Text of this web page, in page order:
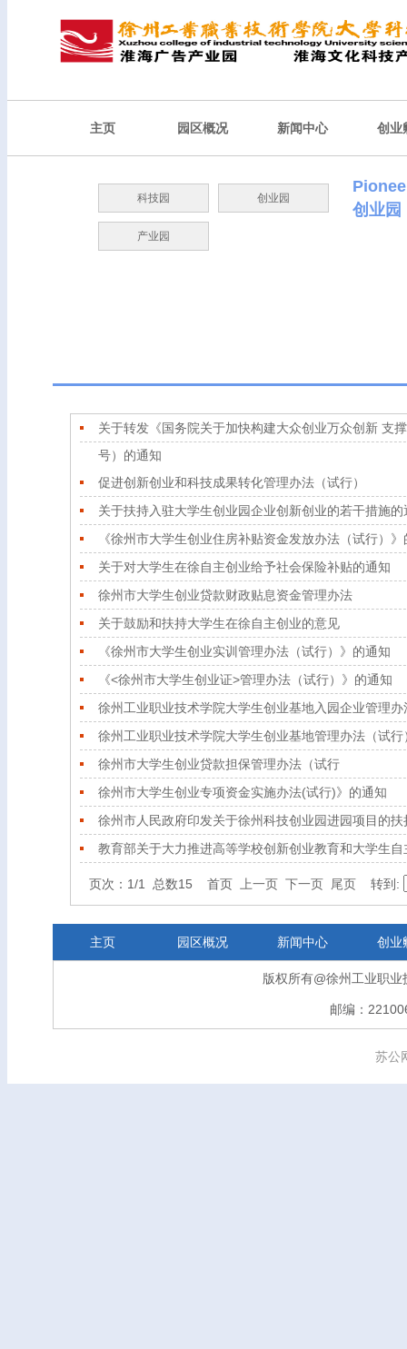
主页 园区概况 新闻中心 创业
科技园 创业园
产业园
创业园
关于转发《国务院关于加快构建大众创业万众创新 支
号）的通知
促进创新创业和科技成果转化管理办法（试行）
关于扶持入驻大学生创业园企业创新创业的若干措施的
《徐州市大学生创业住房补贴资金发放办法（试行）
关于对大学生在徐自主创业给予社会保险补贴的通知
徐州市大学生创业贷款财政贴息资金管理办法
关于鼓励和扶持大学生在徐自主创业的意见
《徐州市大学生创业实训管理办法（试行）》的通知
《<徐州市大学生创业证>管理办法（试行）》的通知
徐州工业职业技术学院大学生创业基地入园企业管理
徐州工业职业技术学院大学生创业基地管理办法（试行
徐州市大学生创业贷款担保管理办法（试行
徐州市大学生创业专项资金实施办法(试行)》的通知
徐州市人民政府印发关于徐州科技创业园进园项目的
教育部关于大力推进高等学校创新创业教育和大学生
页次：1/1 总数15 首页 上一页 下一页 尾页 转到:
主页 园区概况 新闻中心 创业
版权所有@徐州工业职
邮编：
苏公